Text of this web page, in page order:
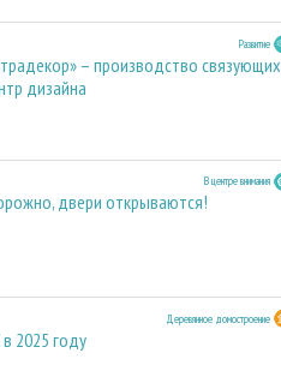
Развитие
– производство связующих
дизайна
В центре внимания
двери открываются!
Деревянное домостроение
2025 году